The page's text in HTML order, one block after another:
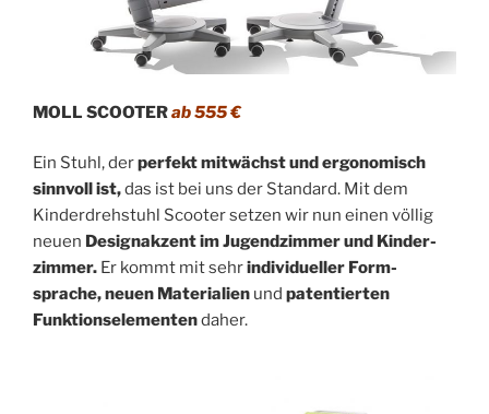
MOLL SCOOTERab 555 €
Ein Stuhl, derperfekt mitwächst und ergonomisch
sinnvoll ist,das ist bei uns der Standard. Mit dem
Kinderdrehstuhl Scooter setzen wir nun einen völlig
neuen Design­akzent im Jugend­zimmer und Kinder­
zimmer. Er kommt mit sehrindividueller Form­
sprache, neuen Materialien und patentierten
Funktions­elementendaher.